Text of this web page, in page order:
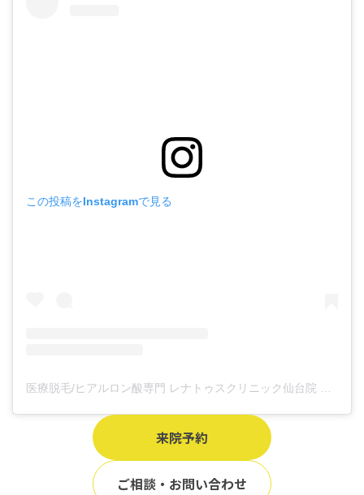
この投稿をInstagramで見る
医療脱毛/ヒアルロン酸専門 レナトゥスクリニック仙台院 高橋希(@renaclisendai)がシェアした投稿
来院予約
ご相談・お問い合わせ